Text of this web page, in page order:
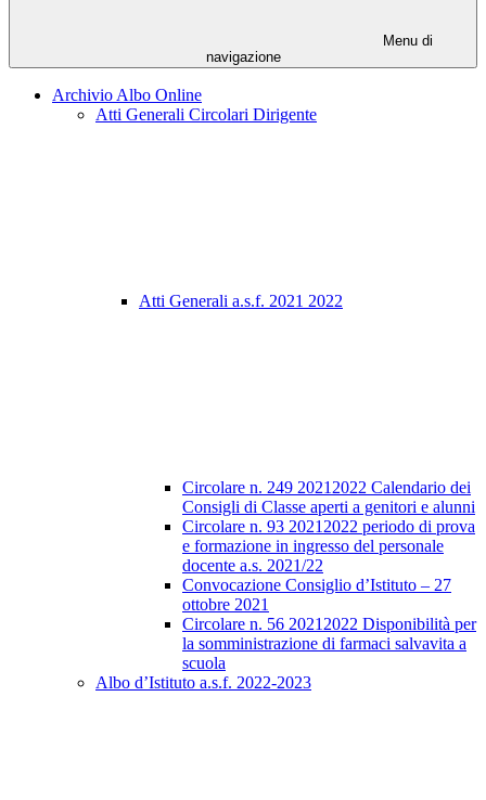
Menu di
navigazione
Archivio Albo Online
Atti Generali Circolari Dirigente
Atti Generali a.s.f. 2021 2022
Circolare n. 249 20212022 Calendario dei
Consigli di Classe aperti a genitori e alunni
Circolare n. 93 20212022 periodo di prova
e formazione in ingresso del personale
docente a.s. 2021/22
Convocazione Consiglio d’Istituto – 27
ottobre 2021
Circolare n. 56 20212022 Disponibilità per
la somministrazione di farmaci salvavita a
scuola
Albo d’Istituto a.s.f. 2022-2023